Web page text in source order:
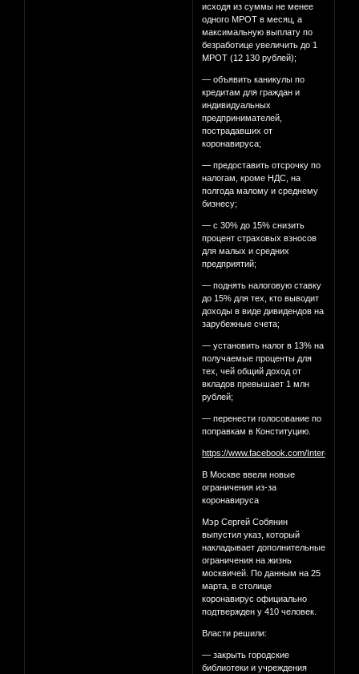
исходя из суммы не менее
одного МРОТ в месяц, а
максимальную выплату по
безработице увеличить до 1
МРОТ (12 130 рублей);
— объявить каникулы по
кредитам для граждан и
индивидуальных
предпринимателей,
пострадавших от
коронавируса;
— предоставить отсрочку по
налогам, кроме НДС, на
полгода малому и среднему
бизнесу;
— с 30% до 15% снизить
процент страховых взносов
для малых и средних
предприятий;
— поднять налоговую ставку
до 15% для тех, кто выводит
доходы в виде дивидендов на
зарубежные счета;
— установить налог в 13% на
получаемые проценты для
тех, чей общий доход от
вкладов превышает 1 млн
рублей;
— перенести голосование по
поправкам в Конституцию.
https://www.facebook.com/
В Москве ввели новые
ограничения из-за
коронавируса
Мэр Сергей Собянин
выпустил указ, который
накладывает дополнительные
ограничения на жизнь
москвичей. По данным на 25
марта, в столице
коронавирус официально
подтвержден у 410 человек.
Власти решили:
— закрыть городские
библиотеки и учреждения